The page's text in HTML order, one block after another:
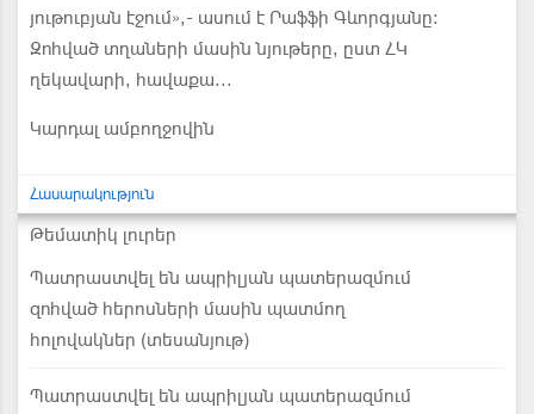
յութուբյան էջում»,- ասում է Րաֆֆի Գևորգյանը։
Զոհված տղաների մասին նյութերը, ըստ ՀԿ
ղեկավարի, հավաքա...
Կարդալ ամբողջովին
Հասարակություն
Թեմատիկ լուրեր
Պատրաստվել են ապրիլյան պատերազմում
զոհված հերոսների մասին պատմող
հոլովակներ (տեսանյութ)
Պատրաստվել են ապրիլյան պատերազմում